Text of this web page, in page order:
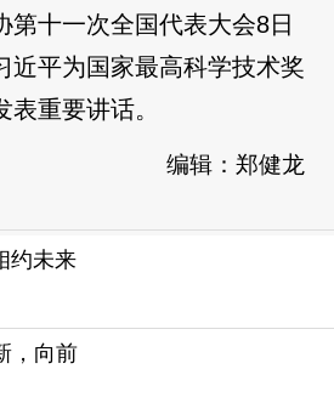
第十一次全国代表大会8日
近平为国家最高科学技术奖
重要讲话。
编辑：郑健龙